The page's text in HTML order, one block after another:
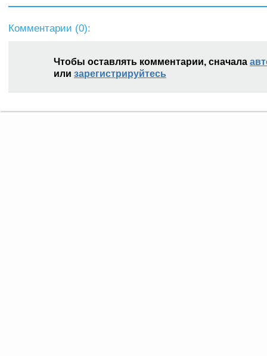
Комментарии (0):
Чтобы оставлять комментарии, сначала
или зарегистрируйтесь